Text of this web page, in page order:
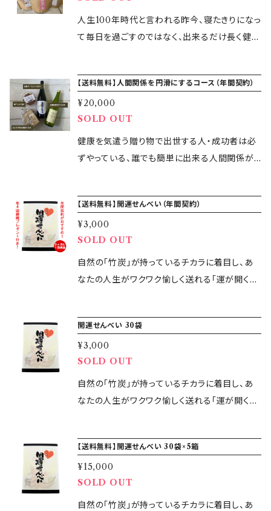
（開栓後は冷蔵庫にて保管）
安時代に疫病が流行した、ある申年に 当時の村
上天皇が、梅干しと福茶で病を治したという言い
起が良いと言われて います。また、「1日1粒の梅
干しは医者いらず」と言われるほど体を守る食
べ物でもあり ます。健康を願う思いと一緒に大
切な方へ贈られませんか？ ※お支払い完了日よ
り3営業日以内に商品を発送いたします。 ▼容
人生100年時代と言われる昨今、寝たきりになっ
て毎日を過ごすのではなく、出来るだけ長く健康
ＵＰする商品やお腹のお掃除をする商品を中心
にセレクトしてます。 当社人気のセレクト商品の
セットです。 ※定期購入（年間契約）の6ヶ月（6
回）以内のキャンセルはできません。 ※お支払い
は年12回（1ヶ月に1回）、1回につき5,000円お支
ます。カートに入れた際に送料の表示が出ます
が、最終的に注文内容の画面では送料は無料の
表示が出ますので、ご安心して決済画面にお進
み下さい。
【送料無料】人間関係を円滑にするコース（年間契約）
¥20,000
SOLD OUT
健康を気遣う贈り物で出世する人・成功者は必
ずやっている、誰でも簡単に出来る人間関係が
れます。 また健康を気遣う贈り物は人間関係を
良くします。 当社人気のセレクト商品のセットで
す。 ※定期購入（年間契約）の6ヶ月（6回）以内
のキャンセルはできません。 ※お支払いは年12
回（1ヶ月に1回）、1回につき20,000円お支払い
【送料無料】開運せんべい（年間契約）
¥3,000
SOLD OUT
自然の「竹炭」が持っているチカラに着目し、あ
なたの人生がワクワク愉しく送れる「運が開くお
てくれます。 また、遠赤外線効果により、体の中
から温めてくれます。 さらに、パワースポット仙
酔島の自然塩からとれる「天然にがり」を加える
ことで、海のエネルギーやミネラルが摂れます。
生活習慣として毎日1袋（4枚）食べることをお勧
送時期は購入日より1ヶ月目、4ヶ月目、7ヶ月目、
10ヶ月目となります。 ※お支払いは年12回（1ヶ
月に1回）、1回につき3,000円お支払いさせてい
ただきます。 ※こちらの開運せんべいの年間契
開運せんべい 30袋
¥3,000
SOLD OUT
自然の「竹炭」が持っているチカラに着目し、あ
なたの人生がワクワク愉しく送れる「運が開くお
てくれます。 また、遠赤外線効果により、体の中
から温めてくれます。 さらに、パワースポット仙
酔島の自然塩からとれる「天然にがり」を加える
ことで、海のエネルギーやミネラルが摂れます。
【送料無料】開運せんべい 30袋×5箱
¥15,000
SOLD OUT
自然の「竹炭」が持っているチカラに着目し、あ